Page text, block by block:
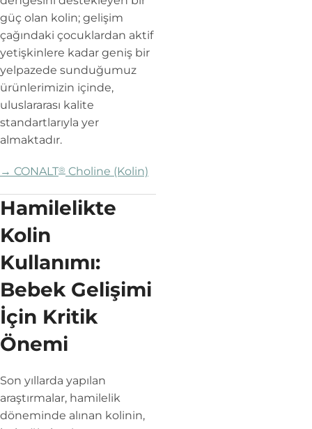
güç olan kolin; gelişim
çağındaki çocuklardan aktif
yetişkinlere kadar geniş bir
yelpazede sunduğumuz
ürünlerimizin içinde,
uluslararası kalite
standartlarıyla yer
almaktadır.
→ CONALT® Choline (Kolin)
Hamilelikte
Kolin
Kullanımı:
Bebek Gelişimi
İçin Kritik
Önemi
Son yıllarda yapılan
araştırmalar, hamilelik
döneminde alınan kolinin,